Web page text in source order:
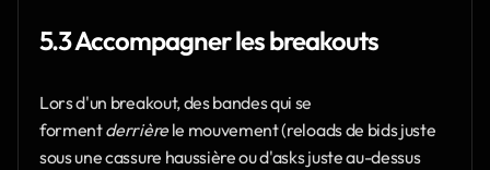
5.3 Accompagner les breakouts
Lors d'un breakout, des bandes qui se
forment derrière le mouvement (reloads de bids juste
sous une cassure haussière ou d'asks juste au-dessus